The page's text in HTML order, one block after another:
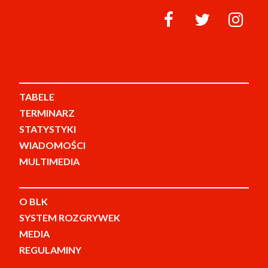
TABELE
TERMINARZ
STATYSTYKI
WIADOMOŚCI
MULTIMEDIA
O BLK
SYSTEM ROZGRYWEK
MEDIA
REGULAMINY